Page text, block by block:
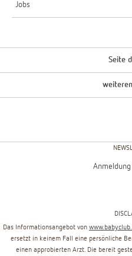
Jobs
Seite
Das Informationsangebot von
ersetzt in keinem Fall eine persönliche
einen approbierten Arzt. Die bereit